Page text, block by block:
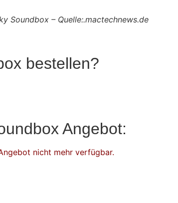
Soundbox – Quelle:.mactechnews.de
bestellen?
Angebot:
nicht mehr verfügbar.